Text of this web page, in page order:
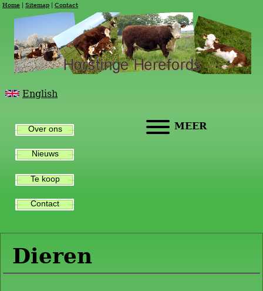
Home Sitemap Contact
English
Over ons
Nieuws
Te koop
Contact
MEER
Dieren